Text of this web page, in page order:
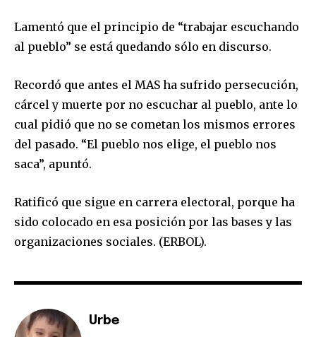
Join our community of
SUBSCRIBERS and be part of the
conversation.
To subscribe, simply enter your email address on our website
or click the subscribe button below. Don't worry, we respect
your privacy and won't spam your inbox. Your information is
safe with us.
Lamentó que el principio de “trabajar escuchando
al pueblo” se está quedando sólo en discurso.
Recordó que antes el MAS ha sufrido persecución,
cárcel y muerte por no escuchar al pueblo, ante lo
cual pidió que no se cometan los mismos errores
del pasado. “El pueblo nos elige, el pueblo nos
saca”, apuntó.
Ratificó que sigue en carrera electoral, porque ha
sido colocado en esa posición por las bases y las
organizaciones sociales. (ERBOL).
Urbe